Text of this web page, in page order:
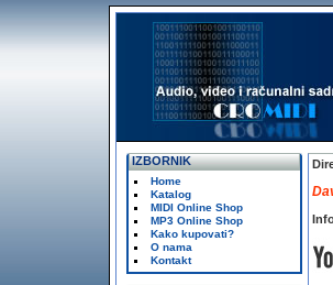
IZBORNIK
Home
Katalog
MIDI Online Shop
MP3 Online Shop
Kako kupovati?
O nama
Kontakt